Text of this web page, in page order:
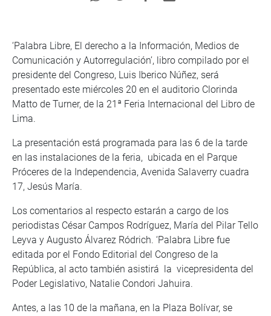
‘Palabra Libre, El derecho a la Información, Medios de
Comunicación y Autorregulación’, libro compilado por el
presidente del Congreso, Luis Iberico Núñez, será
presentado este miércoles 20 en el auditorio Clorinda
Matto de Turner, de la 21ª Feria Internacional del Libro de
Lima.
La presentación está programada para las 6 de la tarde
en las instalaciones de la feria, ubicada en el Parque
Próceres de la Independencia, Avenida Salaverry cuadra
17, Jesús María.
Los comentarios al respecto estarán a cargo de los
periodistas César Campos Rodríguez, María del Pilar Tello
Leyva y Augusto Álvarez Ródrich. ‘Palabra Libre fue
editada por el Fondo Editorial del Congreso de la
República, al acto también asistirá la vicepresidenta del
Poder Legislativo, Natalie Condori Jahuira.
Antes, a las 10 de la mañana, en la Plaza Bolívar, se